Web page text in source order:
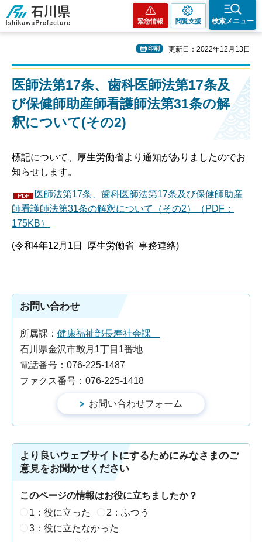
石川県
緊急情報 閲覧支援 検索メニュー
印刷 更新日：2022年12月13日
医師法第17条、歯科医師法第17条及
び保健師助産師看護師法第31条の解
釈について(その2)
標記について、厚生労働省より通知がありましたのでお
知らせします。
医師法第17条、歯科医師法第17条及び保健師助産
師看護師法第31条の解釈について（その2）（PDF：
175KB）
(令和4年12月1日 厚生労働省 事務連絡)
お問い合わせ
所属課： 健康福祉部長寿社会課
石川県金沢市鞍月1丁目1番地
電話番号：076-225-1487
ファクス番号：076-225-1418
より良いウェブサイトにするためにみなさまのご
意見をお聞かせください
このページの情報はお役に立ちましたか？
1：役に立った
2：ふつう
3：役に立たなかった